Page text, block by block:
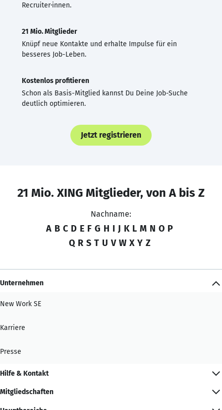
Recruiter·innen.
21 Mio. Mitglieder
Knüpf neue Kontakte und erhalte Impulse für ein
besseres Job-Leben.
Kostenlos profitieren
Schon als Basis-Mitglied kannst Du Deine Job-Suche
deutlich optimieren.
Jetzt registrieren
21 Mio. XING Mitglieder, von A bis Z
Nachname:
A B C D E F G H I J K L M N O P
Q R S T U V W X Y Z
Unternehmen
New Work SE
Karriere
Presse
Hilfe & Kontakt
Mitgliedschaften